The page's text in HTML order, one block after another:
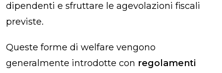
dipendenti e sfruttare le agevolazioni fiscali
previste.
Queste forme di welfare vengono
generalmente introdotte con regolamenti